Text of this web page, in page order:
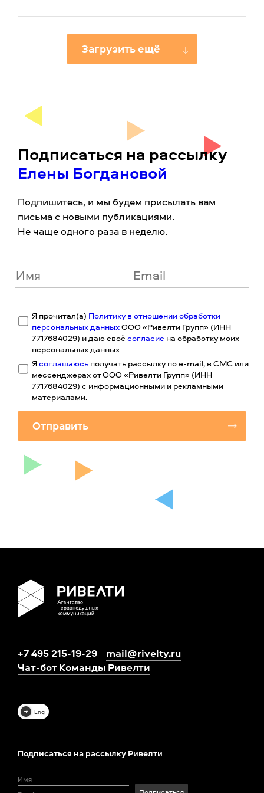
Загрузить ещё
Подписаться на рассылку
Елены Богдановой
Подпишитесь, и мы будем присылать вам
письма с новыми публикациями.
Не чаще одного раза в неделю.
Я прочитал(а) Политику в отношении обработки
персональных данныхООО «Ривелти Групп» (ИНН
7717684029) и даю своёсогласие на обработку моих
персональных данных
Ясоглашаюсь получать рассылку по e-mail, в СМС или
мессенджерах от ООО «Ривелти Групп» (ИНН
7717684029) с информационными и рекламными
материалами.
Отправить
+7 495 215-19-29
mail@rivelty.ru
Чат-бот Команды Ривелти
Eng
Подписаться на рассылку Ривелти